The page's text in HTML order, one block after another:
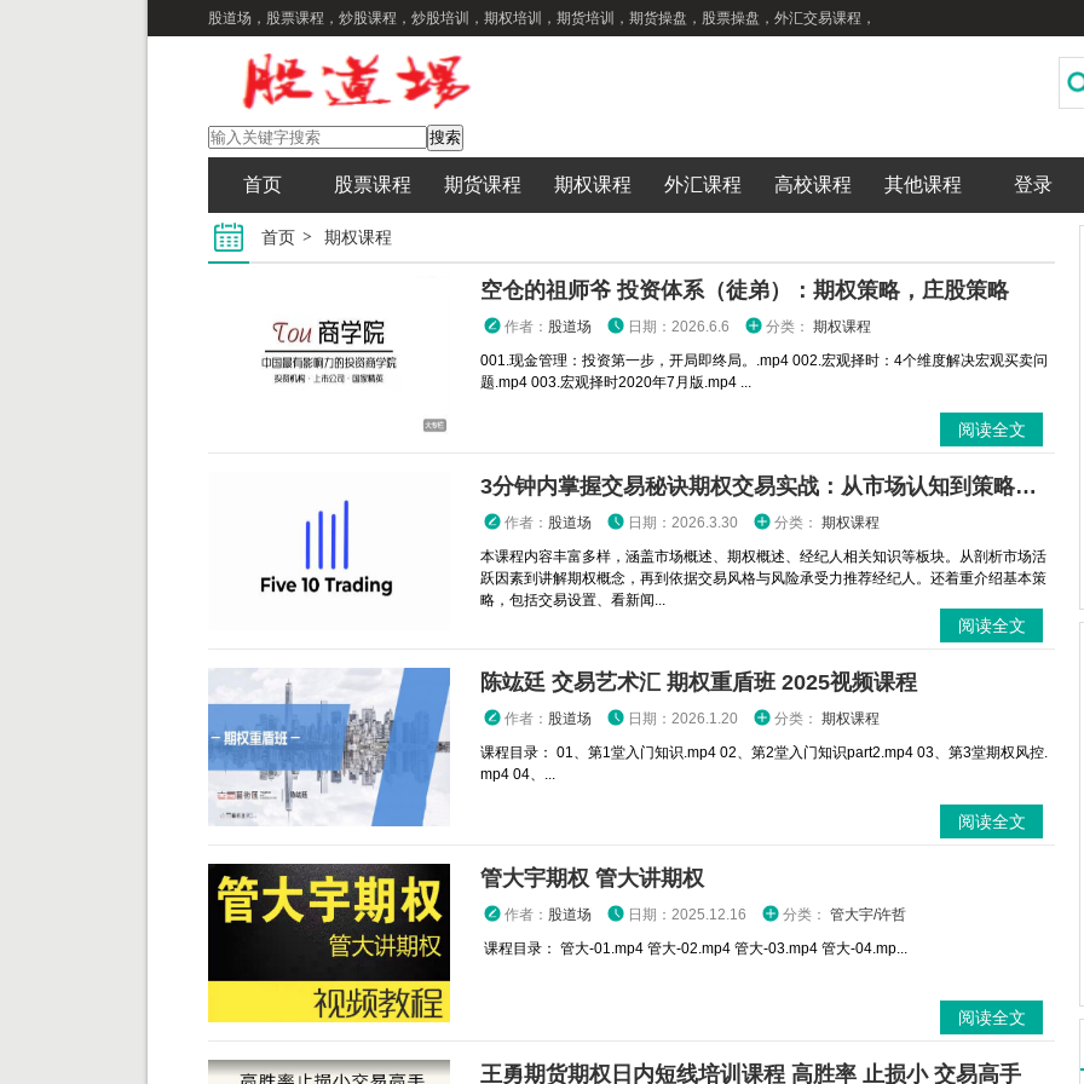
股道场，股票课程，炒股课程，炒股培训，期权培训，期货培训，期货操盘，股票操盘，外汇交易课程，
首页 股票课程 期货课程 期权课程 外汇课程 高校课程 其他课程 登录
首页 期权课程
空仓的祖师爷 投资体系（徒弟）：期权策略，庄股策略
作者： 股道场 日期：2026.6.6 分类： 期权课程
001.现金管理：投资第一步，开局即终局。.mp4 002.宏观择时：4个维度解决宏观买卖问
题.mp4 003.宏观择时2020年7月版.mp4 ...
阅读全文
3分钟内掌握交易秘诀期权交易实战：从市场认知到策略执行全攻略
作者： 股道场 日期：2026.3.30 分类： 期权课程
本课程内容丰富多样，涵盖市场概述、期权概述、经纪人相关知识等板块。从剖析市场活
跃因素到讲解期权概念，再到依据交易风格与风险承受力推荐经纪人。还着重介绍基本策
略，包括交易设置、看新闻...
阅读全文
陈竑廷 交易艺术汇 期权重盾班 2025视频课程
作者： 股道场 日期：2026.1.20 分类： 期权课程
课程目录： 01、第1堂入门知识.mp4 02、第2堂入门知识part2.mp4 03、第3堂期权风控.
mp4 04、...
阅读全文
管大宇期权 管大讲期权
作者： 股道场 日期：2025.12.16 分类： 管大宇/许哲
课程目录： 管大-01.mp4 管大-02.mp4 管大-03.mp4 管大-04.mp...
阅读全文
王勇期货期权日内短线培训课程 高胜率 止损小 交易高手